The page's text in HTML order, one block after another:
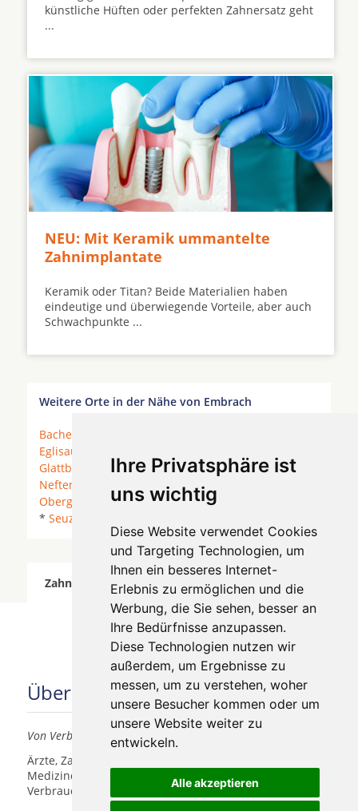
Ihre Privatsphäre ist
uns wichtig
Diese Website verwendet Cookies
und Targeting Technologien, um
Ihnen ein besseres Internet-
Erlebnis zu ermöglichen und die
Werbung, die Sie sehen, besser an
Ihre Bedürfnisse anzupassen.
Diese Technologien nutzen wir
außerdem, um Ergebnisse zu
messen, um zu verstehen, woher
unsere Besucher kommen oder um
unsere Website weiter zu
entwickeln.
Alle akzeptieren
künstliche Hüften oder perfekten Zahnersatz geht
...
NEU: Mit Keramik ummantelte
Zahnimplantate
Keramik oder Titan? Beide Materialien haben
eindeutige und überwiegende Vorteile, aber auch
Schwachpunkte ...
Weitere Orte in der Nähe von Embrach
Bachenbülach
Eglisau
Glattbrugg
Glattfelden*Kloten * Lufingen *
Neftenbach
* Nussbaumen * Oberembrach *
Oberglatt
* Rorbas * Rorbas-Freienstein *
* Seuzach
Zahnärzte für Zahnimplantete in Embrach wurde
am 05 August 2026 aktualisiert.
Über uns
Von Verbrauchern für Verbraucher
Ärzte, Zahnärzte, Akustiker und andere
Medizindienstleister haben hier die Möglichkeit, sich
Verbrauchern vorzustellen.